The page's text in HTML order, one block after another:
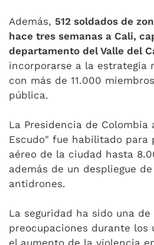
Además, 512 soldados de
hace tres semanas a Cali,
departamento del Valle del
incorporarse a la estrategia
con más de 11.000
pública.
La Presidencia de Colombia
Escudo" fue habilitado para
aéreo de la ciudad hasta
además de un despliegue
antidrones.
La seguridad ha sido una
preocupaciones durante los
el aumento de la violencia